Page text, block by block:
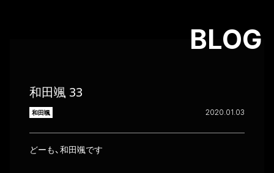
BLOG
和田颯 33
和田颯 2020.01.03
どーも、和田颯です